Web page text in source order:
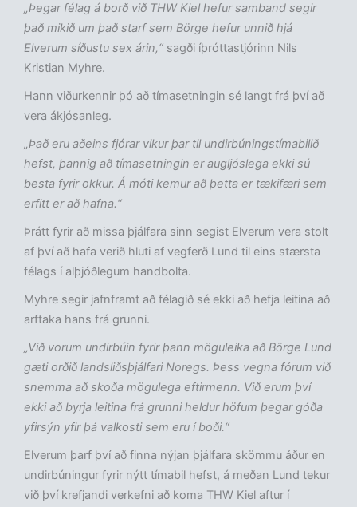
„Þegar félag á borð við THW Kiel hefur samband segir
það mikið um það starf sem Börge hefur unnið hjá
Elverum síðustu sex árin,“ sagði íþróttastjórinn Nils
Kristian Myhre.
Hann viðurkennir þó að tímasetningin sé langt frá því að
vera ákjósanleg.
„Það eru aðeins fjórar vikur þar til undirbúningstímabilið
hefst, þannig að tímasetningin er augljóslega ekki sú
besta fyrir okkur. Á móti kemur að þetta er tækifæri sem
erfitt er að hafna.“
Þrátt fyrir að missa þjálfara sinn segist Elverum vera stolt
af því að hafa verið hluti af vegferð Lund til eins stærsta
félags í alþjóðlegum handbolta.
Myhre segir jafnframt að félagið sé ekki að hefja leitina að
arftaka hans frá grunni.
„Við vorum undirbúin fyrir þann möguleika að Börge Lund
gæti orðið landsliðsþjálfari Noregs. Þess vegna fórum við
snemma að skoða mögulega eftirmenn. Við erum því
ekki að byrja leitina frá grunni heldur höfum þegar góða
yfirsýn yfir þá valkosti sem eru í boði.“
Elverum þarf því að finna nýjan þjálfara skömmu áður en
undirbúningur fyrir nýtt tímabil hefst, á meðan Lund tekur
við því krefjandi verkefni að koma THW Kiel aftur í